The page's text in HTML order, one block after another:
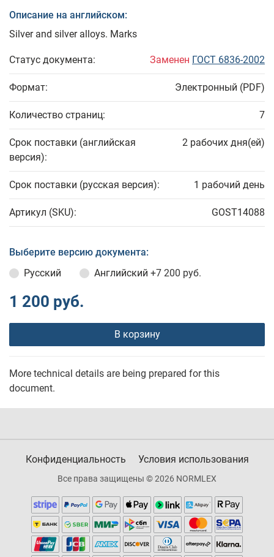
Описание на английском:
Silver and silver alloys. Marks
Статус документа: Заменен ГОСТ 6836-2002
Формат: Электронный (PDF)
Количество страниц: 7
Срок поставки (английская
версия):
2 рабочих дня(ей)
Срок поставки (русская версия): 1 рабочий день
Артикул (SKU): GOST14088
Выберите версию документа:
Русский
Английский +7 200 руб.
1 200 руб.
В корзину
More technical details are being prepared for this
document.
Конфиденциальность Условия использования
Все права защищены © 2026 NORMLEX